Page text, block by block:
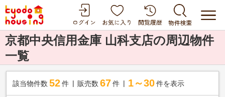
京都中央信用金庫 山科支店の周辺物件
一覧
該当物件数 52件 販売数 67 件 1～30 件を表示